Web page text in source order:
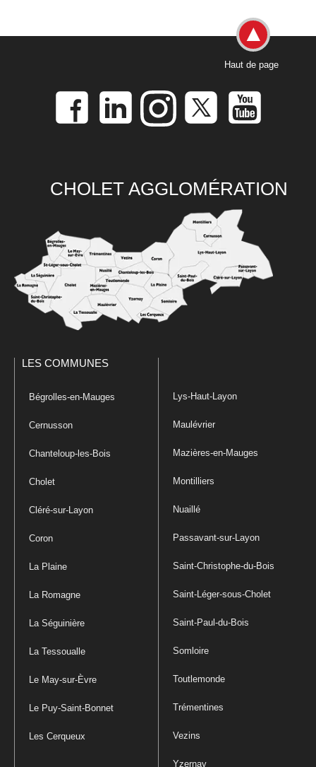
Haut de page
CHOLET AGGLOMÉRATION
LES COMMUNES
Bégrolles-en-Mauges
Cernusson
Chanteloup-les-Bois
Cholet
Cléré-sur-Layon
Coron
La Plaine
La Romagne
La Séguinière
La Tessoualle
Le May-sur-Èvre
Le Puy-Saint-Bonnet
Les Cerqueux
Lys-Haut-Layon
Maulévrier
Mazières-en-Mauges
Montilliers
Nuaillé
Passavant-sur-Layon
Saint-Christophe-du-Bois
Saint-Léger-sous-Cholet
Saint-Paul-du-Bois
Somloire
Toutlemonde
Trémentines
Vezins
Yzernay